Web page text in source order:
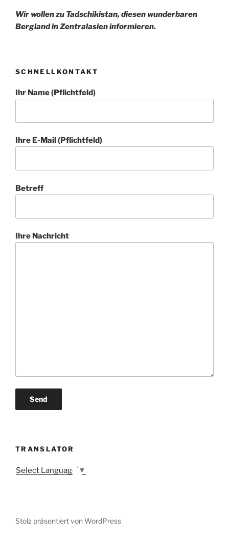
Wir wollen zu Tadschikistan, diesen wunderbaren
Bergland in Zentralasien informieren.
SCHNELLKONTAKT
Ihr Name (Pflichtfeld)
Ihre E-Mail (Pflichtfeld)
Betreff
Ihre Nachricht
TRANSLATOR
Select Language ▼
Stolz präsentiert von WordPress